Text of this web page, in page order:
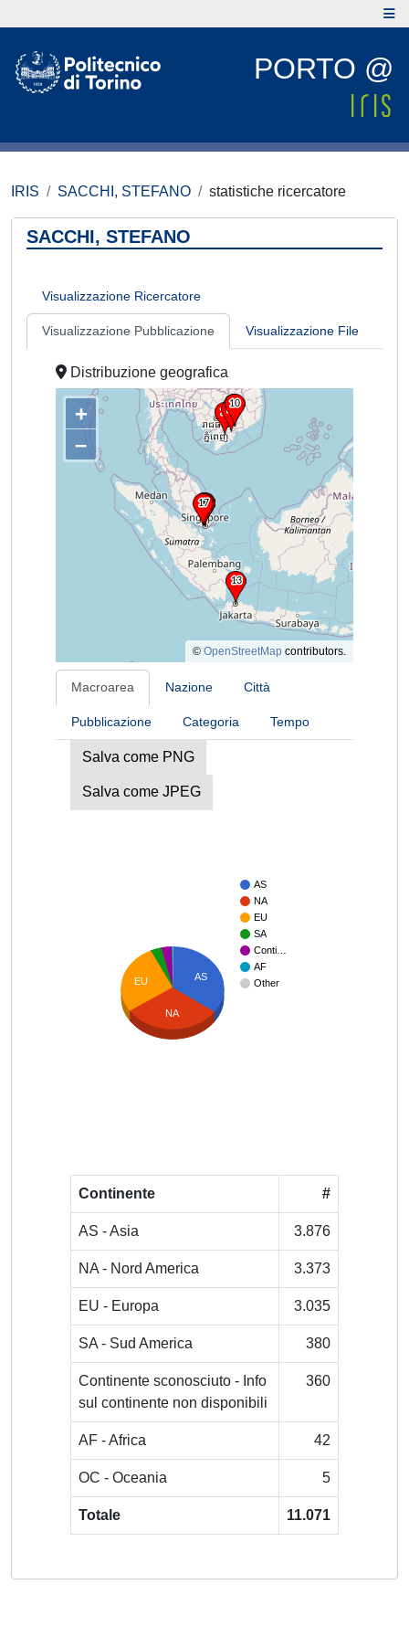
PORTO @
IRIS SACCHI, STEFANO statistiche ricercatore
SACCHI, STEFANO
Visualizzazione Ricercatore
Visualizzazione Pubblicazione Visualizzazione File
Distribuzione geografica
+
–
© OpenStreetMap contributors.
Macroarea Nazione Città
Pubblicazione Categoria Tempo
Salva come PNG
Salva come JPEG
AS
NA
EU
SA
Conti…
AF
Other
AS
EU
NA
Continente #
AS - Asia 3.876
NA - Nord America 3.373
EU - Europa 3.035
SA - Sud America 380
Continente sconosciuto - Info
sul continente non disponibili
360
AF - Africa 42
OC - Oceania 5
Totale 11.071